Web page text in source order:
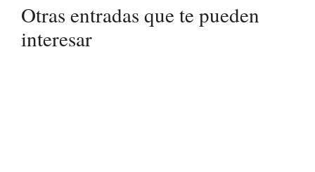
Otras entradas que te pueden
interesar